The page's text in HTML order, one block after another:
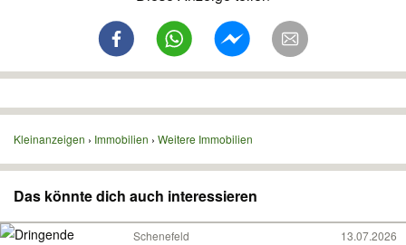
Kleinanzeigen Immobilien Weitere Immobilien
Das könnte dich auch interessieren
Schenefeld 13.07.2026